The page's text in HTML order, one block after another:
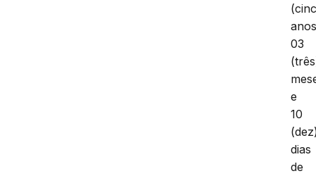
03
e
10
dias
de